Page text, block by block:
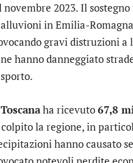
novembre 2023. Il
in Emilia-
gravi distruzioni
hanno danneggiato
Toscanaha ricevuto67,8
la regione, in
hanno causato